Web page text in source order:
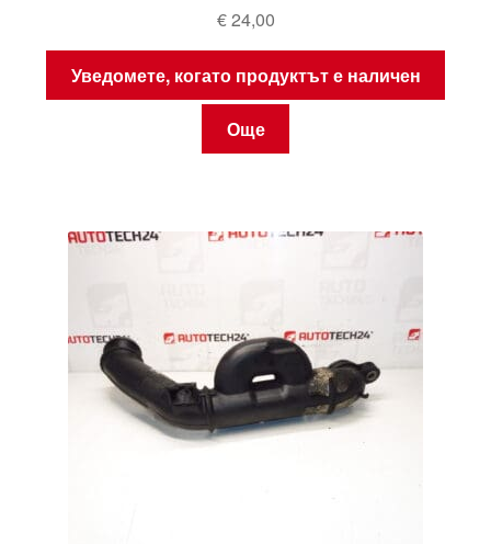
€24,00
Уведомете, когато продуктът е наличен
Още